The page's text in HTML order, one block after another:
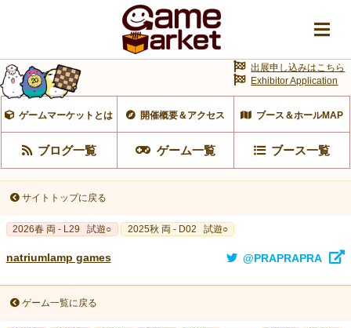
ゲームマーケットとは 開催概要＆アクセス ブース＆ホールMAP
ブログ一覧 ゲーム一覧 ブース一覧
出展申し込みはこちら
Exhibitor Application
サイトトップに戻る
2026春 両 - L29 試遊○ 2025秋 両 - D02 試遊○
natriumlamp games @PRAPRAPRA
ゲーム一覧に戻る